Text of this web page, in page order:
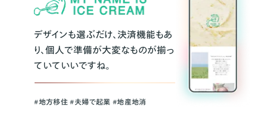
デザインも選ぶだけ、決済機能もあ
り、個人で準備が大変なものが揃っ
ていていいですね。
#地方移住 #夫婦で起業 #地産地消